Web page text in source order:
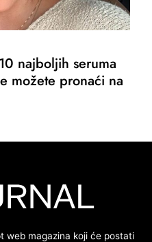
najboljih seruma
možete pronaći na
web magazina koji će postati